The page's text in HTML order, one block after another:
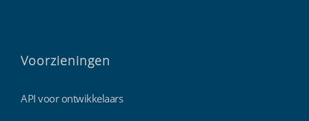
Voorzieningen
API voor ontwikkelaars